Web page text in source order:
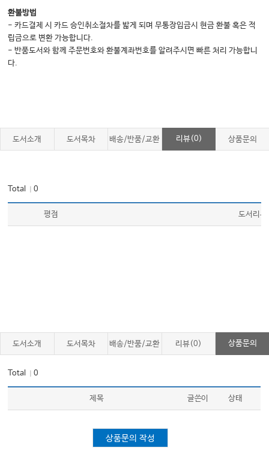
환불방법
- 카드결제 시 카드 승인취소절차를 밟게 되며 무통장입금시 현금 환불 혹은 적
립금으로 변환 가능합니다.
- 반품도서와 함께 주문번호와 환불계좌번호를 알려주시면 빠른 처리 가능합니
다.
도서소개 도서목차 배송/반품/교환 리뷰(0) 상품문의
Total ｜0
평점 도서리뷰
도서소개 도서목차 배송/반품/교환 리뷰(0) 상품문의
Total ｜0
제목 글쓴이 상태
상품문의 작성